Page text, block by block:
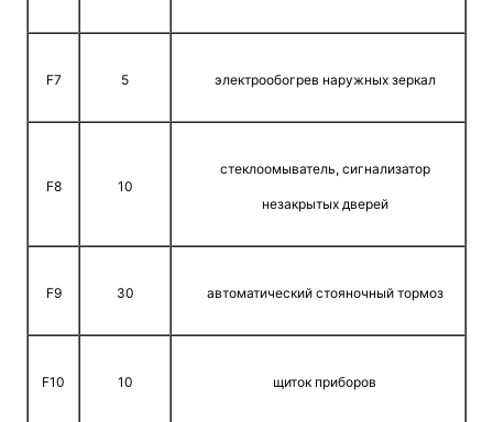
F7 5 электрообогрев наружных зеркал
F8 10
стеклоомыватель, сигнализатор
незакрытых дверей
F9 30 автоматический стояночный тормоз
F10 10 щиток приборов